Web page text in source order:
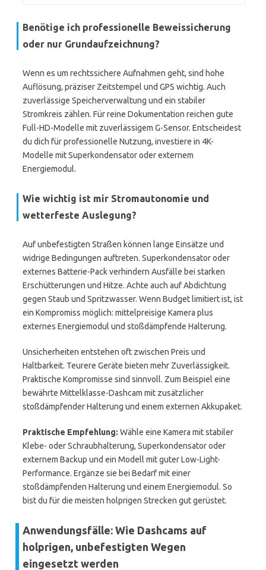
Benötige ich professionelle Beweissicherung
oder nur Grundaufzeichnung?
Wenn es um rechtssichere Aufnahmen geht, sind hohe
Auflösung, präziser Zeitstempel und GPS wichtig. Auch
zuverlässige Speicherverwaltung und ein stabiler
Stromkreis zählen. Für reine Dokumentation reichen gute
Full-HD-Modelle mit zuverlässigem G-Sensor. Entscheidest
du dich für professionelle Nutzung, investiere in 4K-
Modelle mit Superkondensator oder externem
Energiemodul.
Wie wichtig ist mir Stromautonomie und
wetterfeste Auslegung?
Auf unbefestigten Straßen können lange Einsätze und
widrige Bedingungen auftreten. Superkondensator oder
externes Batterie-Pack verhindern Ausfälle bei starken
Erschütterungen und Hitze. Achte auch auf Abdichtung
gegen Staub und Spritzwasser. Wenn Budget limitiert ist, ist
ein Kompromiss möglich: mittelpreisige Kamera plus
externes Energiemodul und stoßdämpfende Halterung.
Unsicherheiten entstehen oft zwischen Preis und
Haltbarkeit. Teurere Geräte bieten mehr Zuverlässigkeit.
Praktische Kompromisse sind sinnvoll. Zum Beispiel eine
bewährte Mittelklasse-Dashcam mit zusätzlicher
stoßdämpfender Halterung und einem externen Akkupaket.
Praktische Empfehlung: Wähle eine Kamera mit stabiler
Klebe- oder Schraubhalterung, Superkondensator oder
externem Backup und ein Modell mit guter Low-Light-
Performance. Ergänze sie bei Bedarf mit einer
stoßdämpfenden Halterung und einem Energiemodul. So
bist du für die meisten holprigen Strecken gut gerüstet.
Anwendungsfälle: Wie Dashcams auf
holprigen, unbefestigten Wegen
eingesetzt werden